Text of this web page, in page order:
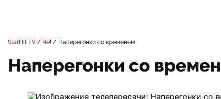
StarHit TV Че! Наперегонки со временем
Наперегонки со